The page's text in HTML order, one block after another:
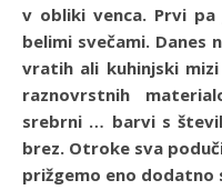
v obliki venca. Prvi
belimi svečami. Danes
vratih ali kuhinjski
raznovrstnih
srebrni … barvi s
brez. Otroke sva
prižgemo eno dodatno